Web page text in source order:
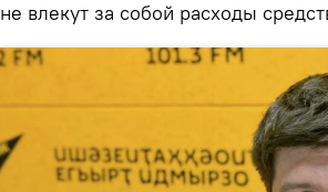
не влекут за собой расходы